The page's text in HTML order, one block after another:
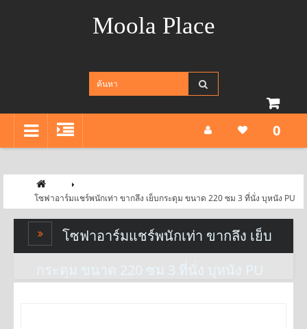
Moola Place
0
โซฟาอาร์มแชร์พนักเท่า ขากลึง เย็บกระดุม ขนาด 220 ซม 3 ที่นั่ง บุหนัง PU
โซฟาอาร์มแชร์พนักเท่า ขากลึง เย็บ
กระดุม ขนาด 220 ซม 3 ที่นั่ง บุหนัง PU